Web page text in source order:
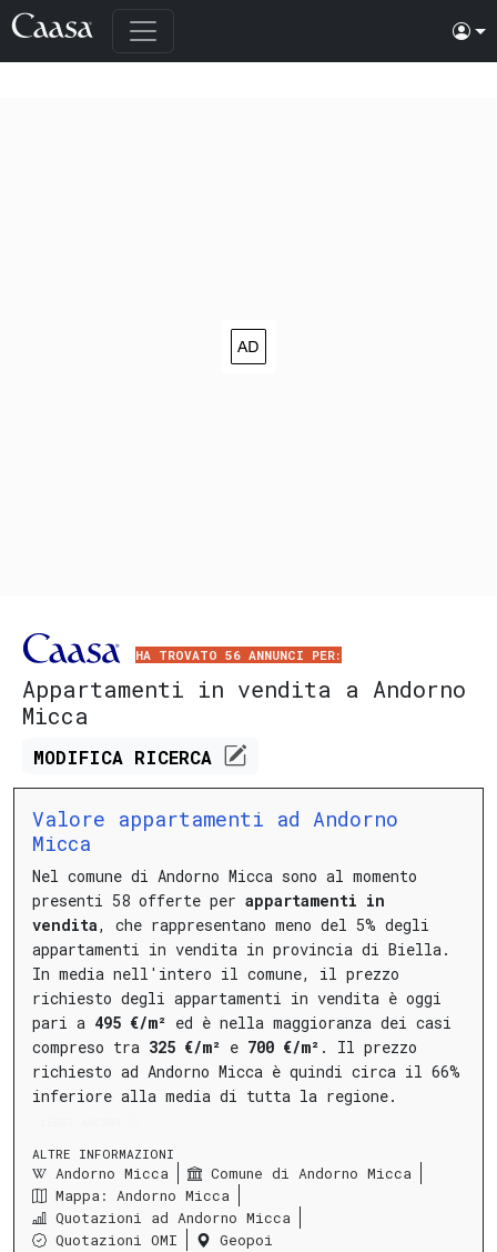
HA TROVATO 56 ANNUNCI PER:
Appartamenti in vendita a Andorno
Micca
MODIFICA RICERCA
Valore appartamenti ad Andorno
Micca
Nel comune di Andorno Micca sono al momento
presenti 58 offerte per appartamenti in
vendita, che rappresentano meno del 5% degli
appartamenti in vendita in provincia di Biella.
In media nell'intero il comune, il prezzo
richiesto degli appartamenti in vendita è oggi
pari a 495 €/m² ed è nella maggioranza dei casi
compreso tra 325 €/m² e 700 €/m² . Il prezzo
richiesto ad Andorno Micca è quindi circa il 66%
inferiore alla media di tutta la regione.
ALTRE INFORMAZIONI
Andorno Micca
Comune di Andorno Micca
Mappa: Andorno Micca
Quotazioni ad Andorno Micca
Quotazioni OMI
Geopoi